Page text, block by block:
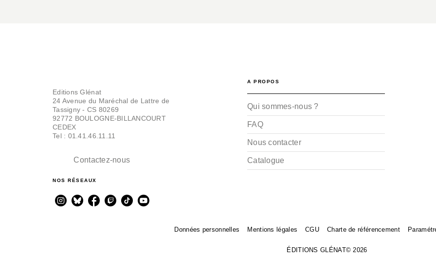
Editions Glénat
24 Avenue du Maréchal de Lattre de
Tassigny - CS 80269
92772 BOULOGNE-BILLANCOURT
CEDEX
Tel : 01.41.46.11.11
Contactez-nous
NOS RÉSEAUX
A PROPOS
Qui sommes-nous ?
FAQ
Nous contacter
Catalogue
Données personnelles Mentions légales CGU Charte de référencement
ÉDITIONS GLÉNAT© 2026